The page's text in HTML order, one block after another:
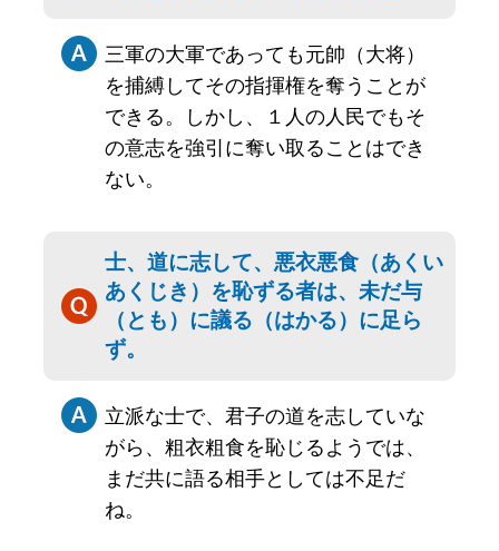
三軍の大軍であっても元帥（大将）
を捕縛してその指揮権を奪うことが
できる。しかし、１人の人民でもそ
の意志を強引に奪い取ることはでき
ない。
士、道に志して、悪衣悪食（あくい
あくじき）を恥ずる者は、未だ与
（とも）に議る（はかる）に足ら
ず。
立派な士で、君子の道を志していな
がら、粗衣粗食を恥じるようでは、
まだ共に語る相手としては不足だ
ね。